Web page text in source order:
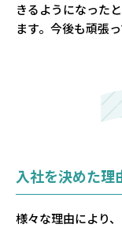
きるようになった
ます。今後も頑張
入社を決めた理
様々な理由により